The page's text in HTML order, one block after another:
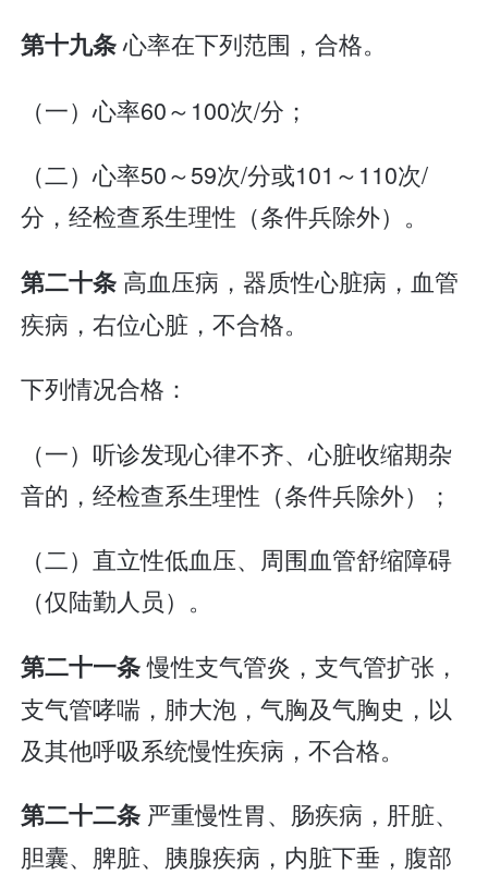
第十九条心率在下列范围，合格。
（一）心率60～100次/分；
（二）心率50～59次/分或101～110次/
分，经检查系生理性（条件兵除外）。
第二十条 高血压病，器质性心脏病，血管
疾病，右位心脏，不合格。
下列情况合格：
（一）听诊发现心律不齐、心脏收缩期杂
音的，经检查系生理性（条件兵除外）；
（二）直立性低血压、周围血管舒缩障碍
（仅陆勤人员）。
第二十一条慢性支气管炎，支气管扩张，
支气管哮喘，肺大泡，气胸及气胸史，以
及其他呼吸系统慢性疾病，不合格。
第二十二条 严重慢性胃、肠疾病，肝脏、
胆囊、脾脏、胰腺疾病，内脏下垂，腹部